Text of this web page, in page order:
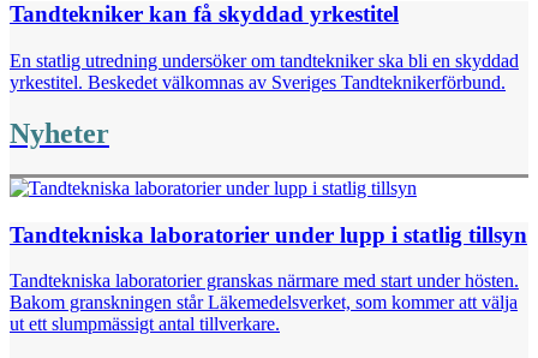
Tandtekniker kan få skyddad yrkestitel
En statlig utredning undersöker om tandtekniker ska bli en skyddad
yrkestitel. Beskedet välkomnas av Sveriges Tandteknikerförbund.
Nyheter
Tandtekniska laboratorier under lupp i statlig tillsyn
Tandtekniska laboratorier granskas närmare med start under hösten.
Bakom granskningen står Läkemedelsverket, som kommer att välja
ut ett slumpmässigt antal tillverkare.